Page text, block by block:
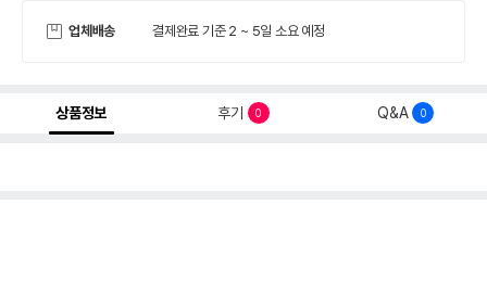
업체배송 결제완료 기준 2 ~ 5일 소요 예정
상품정보 후기 0 Q&A 0